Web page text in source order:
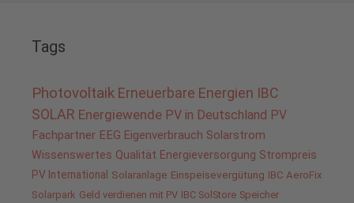
Tags
Photovoltaik Erneuerbare Energien IBC
SOLAR Energiewende PV in Deutschland PV
Fachpartner EEG Eigenverbrauch Solarstrom
Wissenswertes Qualität Energieversorgung Strompreis
PV International Solaranlage Einspeisevergütung IBC AeroFix
Solarpark Geld verdienen mit PV IBC SolStore Speicher